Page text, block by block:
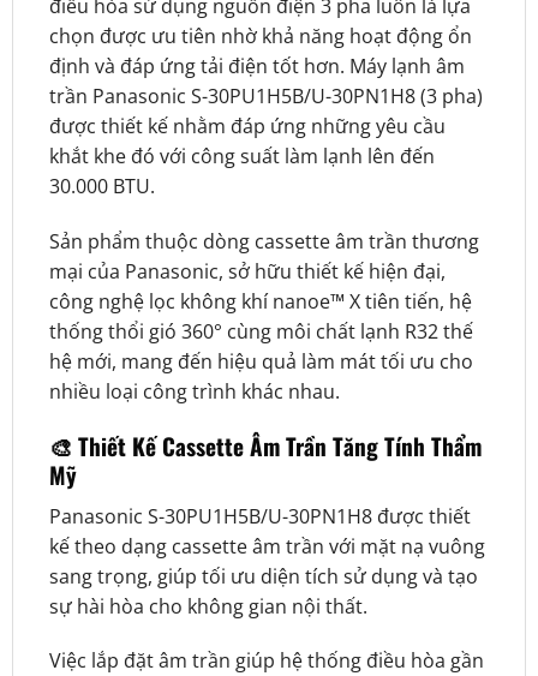
điều hòa sử dụng nguồn điện 3 pha luôn là lựa
chọn được ưu tiên nhờ khả năng hoạt động ổn
định và đáp ứng tải điện tốt hơn. Máy lạnh âm
trần Panasonic S-30PU1H5B/U-30PN1H8 (3 pha)
được thiết kế nhằm đáp ứng những yêu cầu
khắt khe đó với công suất làm lạnh lên đến
30.000 BTU.
Sản phẩm thuộc dòng cassette âm trần thương
mại của Panasonic, sở hữu thiết kế hiện đại,
công nghệ lọc không khí nanoe™ X tiên tiến, hệ
thống thổi gió 360° cùng môi chất lạnh R32 thế
hệ mới, mang đến hiệu quả làm mát tối ưu cho
nhiều loại công trình khác nhau.
🎨 Thiết Kế Cassette Âm Trần Tăng Tính Thẩm
Mỹ
Panasonic S-30PU1H5B/U-30PN1H8 được thiết
kế theo dạng cassette âm trần với mặt nạ vuông
sang trọng, giúp tối ưu diện tích sử dụng và tạo
sự hài hòa cho không gian nội thất.
Việc lắp đặt âm trần giúp hệ thống điều hòa gần